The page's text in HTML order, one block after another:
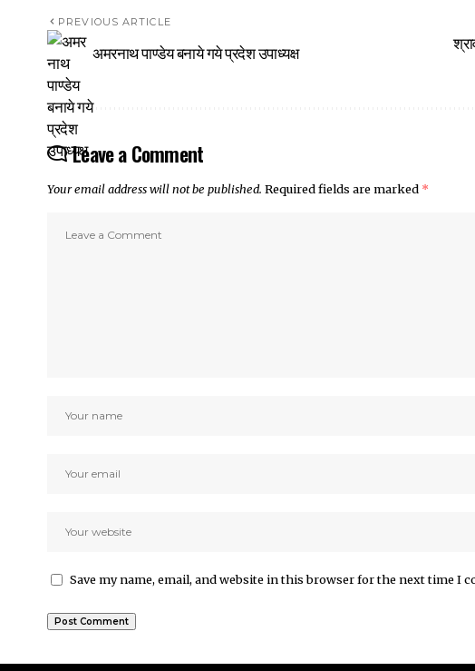
PREVIOUS ARTICLE
अमरनाथ पाण्डेय बनाये गये प्रदेश उपाध्यक्ष
Leave a Comment
Your email address will not be published. Required fields are marked *
Save my name, email, and website in this browser for the next time I